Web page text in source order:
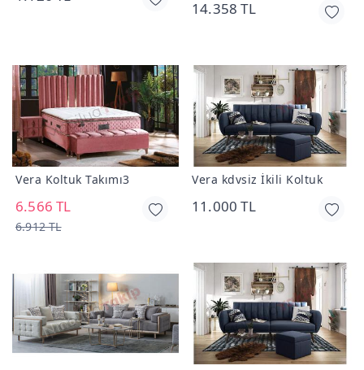
14.358 TL
Vera Koltuk Takımı3
6.566 TL
6.912 TL
Vera kdvsiz İkili Koltuk
11.000 TL